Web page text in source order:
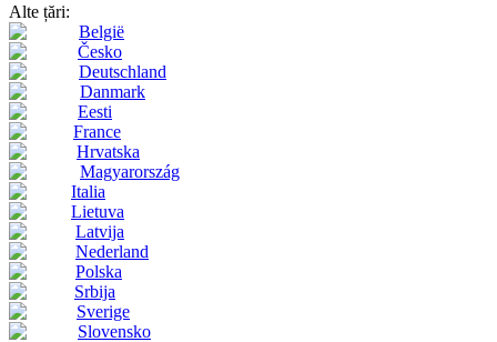
Alte țări:
België
Česko
Deutschland
Danmark
Eesti
France
Hrvatska
Magyarország
Italia
Lietuva
Latvija
Nederland
Polska
Srbija
Sverige
Slovensko